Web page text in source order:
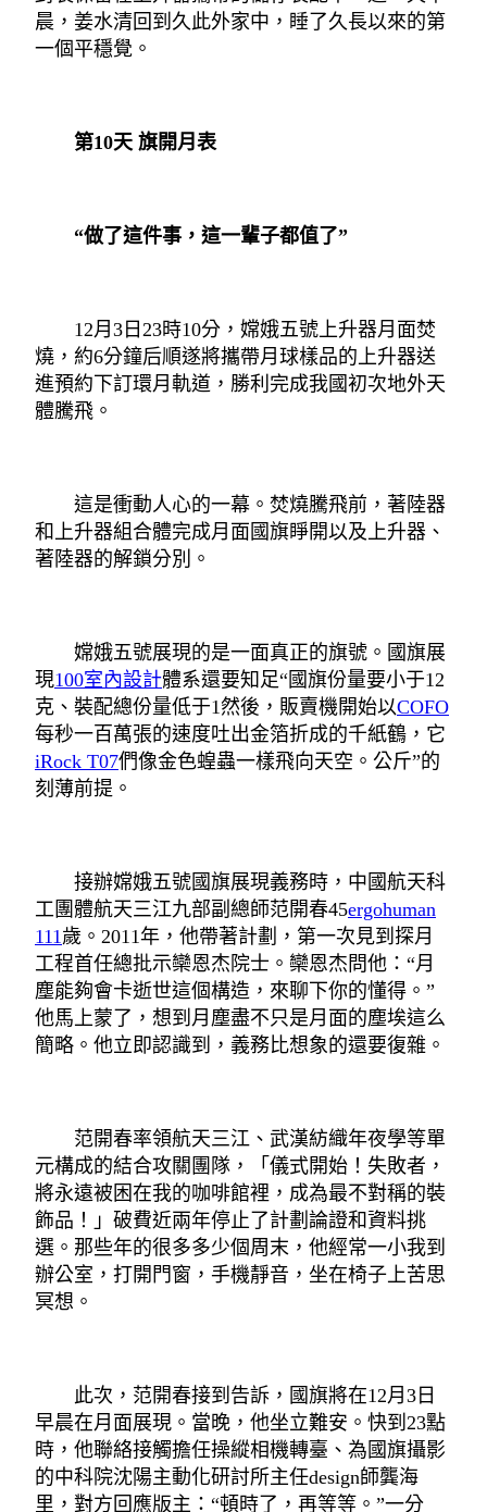
晨，姜水清回到久此外家中，睡了久長以來的第
一個平穩覺。
第10天 旗開月表
“做了這件事，這一輩子都值了”
12月3日23時10分，嫦娥五號上升器月面焚
燒，約6分鐘后順遂將攜帶月球樣品的上升器送
進預約下訂環月軌道，勝利完成我國初次地外天
體騰飛。
這是衝動人心的一幕。焚燒騰飛前，著陸器
和上升器組合體完成月面國旗睜開以及上升器、
著陸器的解鎖分別。
嫦娥五號展現的是一面真正的旗號。國旗展
現100室內設計體系還要知足“國旗份量要小于12
克、裝配總份量低于1然後，販賣機開始以COFO
每秒一百萬張的速度吐出金箔折成的千紙鶴，它
iRock T07們像金色蝗蟲一樣飛向天空。公斤”的
刻薄前提。
接辦嫦娥五號國旗展現義務時，中國航天科
工團體航天三江九部副總師范開春45ergohuman
111歲。2011年，他帶著計劃，第一次見到探月
工程首任總批示欒恩杰院士。欒恩杰問他：“月
塵能夠會卡逝世這個構造，來聊下你的懂得。”
他馬上蒙了，想到月塵盡不只是月面的塵埃這么
簡略。他立即認識到，義務比想象的還要復雜。
范開春率領航天三江、武漢紡織年夜學等單
元構成的結合攻關團隊，「儀式開始！失敗者，
將永遠被困在我的咖啡館裡，成為最不對稱的裝
飾品！」破費近兩年停止了計劃論證和資料挑
選。那些年的很多多少個周末，他經常一小我到
辦公室，打開門窗，手機靜音，坐在椅子上苦思
冥想。
此次，范開春接到告訴，國旗將在12月3日
早晨在月面展現。當晚，他坐立難安。快到23點
時，他聯絡接觸擔任操縱相機轉臺、為國旗攝影
的中科院沈陽主動化研討所主任design師龔海
里，對方回應版主：“頓時了，再等等。”一分